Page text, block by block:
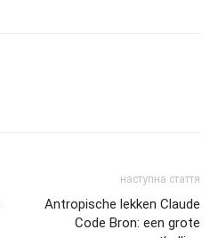
наступна стаття
Antropische lekken Claude
Code Bron: een grote